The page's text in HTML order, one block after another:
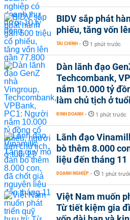
BIDV sắp phát
phiếu, tăng vốn
TÀI CHÍNH - 1 phút trước
Dàn lãnh đạo
Techcombank,
nắm 10.000 tỷ
làm chủ tịch ở
KINH DOANH - 1 phút trước
Lãnh đạo
bò thêm 8.000
liệu đến tháng 11
DOANH NGHIỆP - 1 phút
Việt Nam muốn
Từ tiết kiệm gia